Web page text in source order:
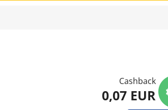
Cashback
0,07 EUR